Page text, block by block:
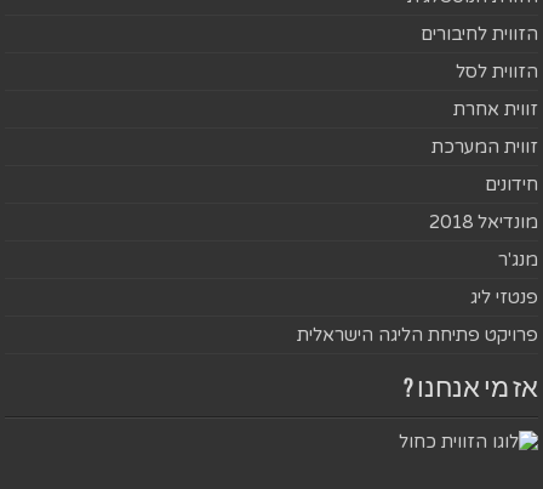
הזווית לחיבורים
הזווית לסל
זווית אחרת
זווית המערכת
חידונים
מונדיאל 2018
מנג'ר
פנטזי ליג
פרויקט פתיחת הליגה הישראלית
אז מי אנחנו ?